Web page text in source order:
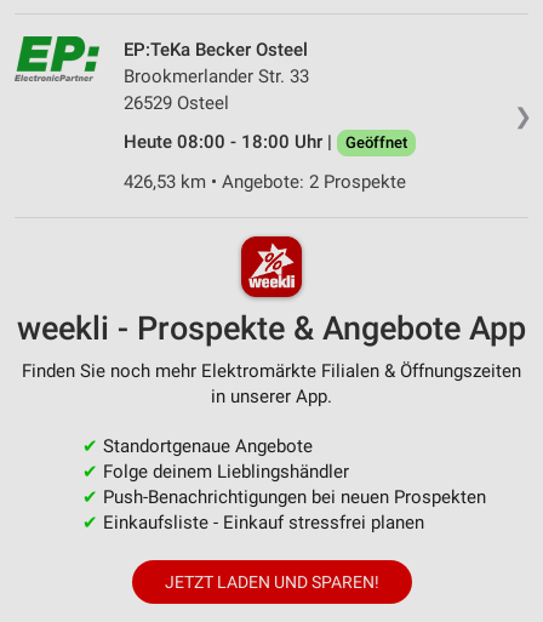
❯
EP:TeKa Becker Osteel
Brookmerlander Str. 33
26529 Osteel
Heute 08:00 - 18:00 Uhr |
Geöffnet
426,53 km • Angebote: 2 Prospekte
weekli - Prospekte & Angebote App
Finden Sie noch mehr Elektromärkte Filialen & Öffnungszeiten
in unserer App.
✔ Standortgenaue Angebote
✔ Folge deinem Lieblingshändler
✔ Push-Benachrichtigungen bei neuen Prospekten
✔ Einkaufsliste - Einkauf stressfrei planen
JETZT LADEN UND SPAREN!